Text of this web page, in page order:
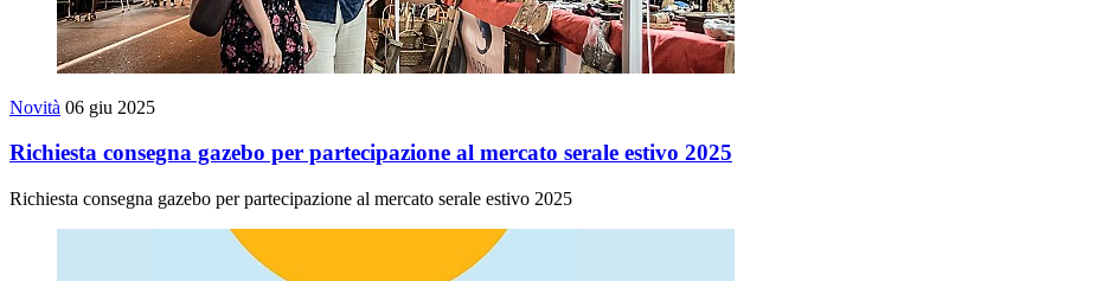
Novità 06 giu 2025
Richiesta consegna gazebo per partecipazione al mercato serale estivo 2025
Richiesta consegna gazebo per partecipazione al mercato serale estivo 2025